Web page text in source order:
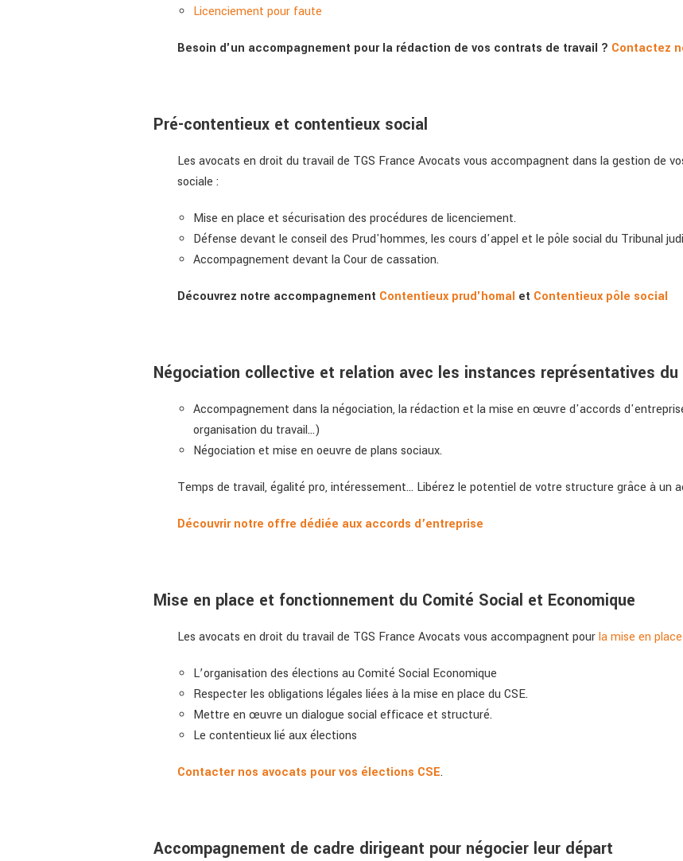
Licenciement pour faute
Besoin d'un accompagnement pour la rédaction de vos contrats de travail ? Contactez
Pré-contentieux et contentieux social
Les avocats en droit du travail de TGS France Avocats vous accompagnent dans la gestion de
sociale :
Mise en place et sécurisation des procédures de licenciement.
Défense devant le conseil des Prud'hommes, les cours d'appel et le pôle social du Tribunal
Accompagnement devant la Cour de cassation.
Découvrez notre accompagnement Contentieux prud'homal et Contentieux pôle social
Négociation collective et relation avec les instances représentatives du
Accompagnement dans la négociation, la rédaction et la mise en œuvre d'accords
organisation du travail…)
Négociation et mise en oeuvre de plans sociaux.
Temps de travail, égalité pro, intéressement... Libérez le potentiel de votre structure grâce à un
Découvrir notre offre dédiée aux accords d’entreprise
Mise en place et fonctionnement du Comité Social et Economique
Les avocats en droit du travail de TGS France Avocats vous accompagnent pourla mise en
L’organisation des élections au Comité Social Economique
Respecter les obligations légales liées à la mise en place du CSE.
Mettre en œuvre un dialogue social efficace et structuré.
Le contentieux lié aux élections
Contacter nos avocats pour vos élections CSE.
Accompagnement de cadre dirigeant pour négocier leur départ